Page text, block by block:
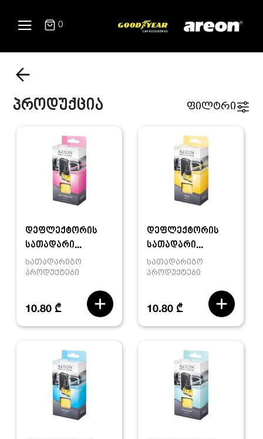
0
პროდუქცია ფილტრი
დეფლექტორის
სათადარი...
სათადარიგო
პროდუქტები
10.80 ₾
დეფლექტორის
სათადარი...
სათადარიგო
პროდუქტები
10.80 ₾